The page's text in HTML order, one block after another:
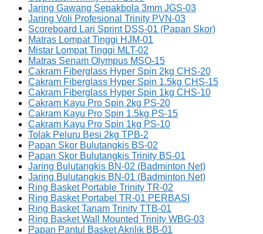
Jaring Gawang Sepakbola 3mm JGS-03
Jaring Voli Profesional Trinity PVN-03
Scoreboard Lari Sprint DSS-01 (Papan Skor)
Matras Lompat Tinggi HJM-01
Mistar Lompat Tinggi MLT-02
Matras Senam Olympus MSO-15
Cakram Fiberglass Hyper Spin 2kg CHS-20
Cakram Fiberglass Hyper Spin 1.5kg CHS-15
Cakram Fiberglass Hyper Spin 1kg CHS-10
Cakram Kayu Pro Spin 2kg PS-20
Cakram Kayu Pro Spin 1.5kg PS-15
Cakram Kayu Pro Spin 1kg PS-10
Tolak Peluru Besi 2kg TPB-2
Papan Skor Bulutangkis BS-02
Papan Skor Bulutangkis Trinity BS-01
Jaring Bulutangkis BN-02 (Badminton Net)
Jaring Bulutangkis BN-01 (Badminton Net)
Ring Basket Portable Trinity TR-02
Ring Basket Portabel TR-01 PERBASI
Ring Basket Tanam Trinity TTB-01
Ring Basket Wall Mounted Trinity WBG-03
Papan Pantul Basket Akrilik BB-01